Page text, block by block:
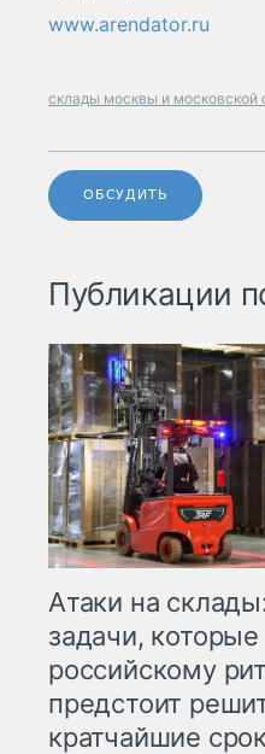
www.arendator.ru
склады москвы и московской
ОБСУДИТЬ
Публикации
Атаки на
задачи, которые
российскому
предстоит
кратчайшие